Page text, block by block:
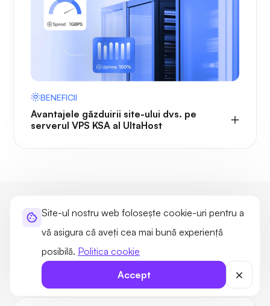
Site-ul nostru web folosește cookie-uri pentru a
vă asigura că aveți cea mai bună experiență
posibilă. Politica cookie
Accept
BENEFICII
Avantajele găzduirii site-ului dvs. pe
serverul VPS KSA al UltaHost
Întrebări frecvente despre
găzduirea VPS
Mai jos sunt cele mai frecvente întrebări legate de planul
nostru KSA